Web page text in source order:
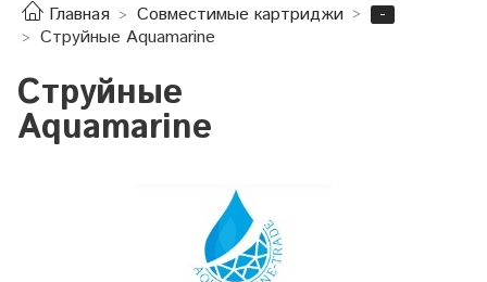
Главная Совместимые картриджи
-
Струйные Aquamarine
Струйные
Aquamarine